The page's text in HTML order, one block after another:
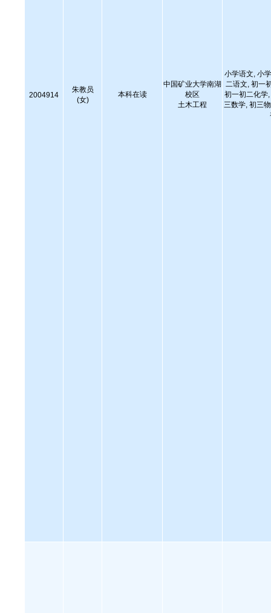
2004914
朱教员
(女)
本科在读
中国矿业大学南湖
校区
土木工程
小学语文, 小
二语文, 初一
初一初二化学
三数学, 初三